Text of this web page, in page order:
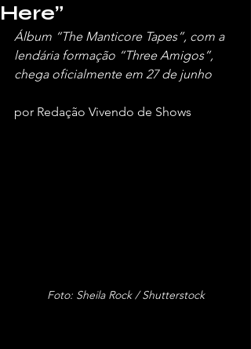
Here”
Álbum “The Manticore Tapes”, com a
lendária formação “Three Amigos”,
chega oficialmente em 27 de junho
por Redação Vivendo de Shows
Foto: Sheila Rock / Shutterstock